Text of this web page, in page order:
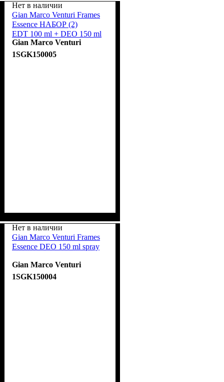
Нет в наличии
Gian Marco Venturi Frames
Essence НАБОР (2)
EDT 100 ml + DEO 150 ml
spray
Gian Marco Venturi
1SGK150005
Нет в наличии
Gian Marco Venturi Frames
Essence DEO 150 ml spray
Gian Marco Venturi
1SGK150004